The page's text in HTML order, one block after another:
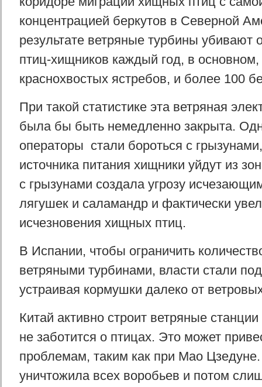
концентрацией беркутов в Северной
результате ветряные турбины убивают
птиц-хищников каждый год, в
краснохвостых ястребов, и более 100
При такой статистике эта ветряная
была бы быть немедленно закрыта.
операторы стали бороться с
источника питания хищники уйдут из
с грызунами создала угрозу
лягушек и саламандр и фактически
исчезновения хищных птиц.
В Испании, чтобы ограничить
ветряными турбинами, власти стали
устраивая кормушки далеко от
Китай активно строит ветряные
не заботится о птицах. Это может
проблемам, таким как при Мао Цзедуне.
уничтожила всех воробьев и потом